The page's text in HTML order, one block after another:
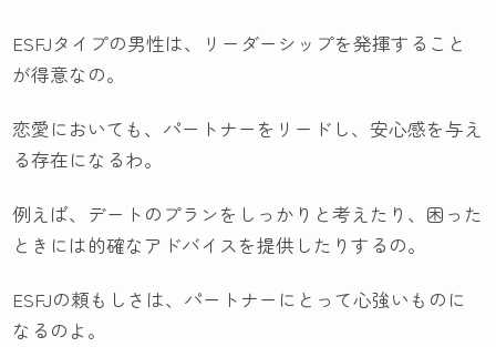
ESFJタイプの男性は、リーダーシップを発揮すること
が得意なの。
恋愛においても、パートナーをリードし、安心感を与え
る存在になるわ。
例えば、デートのプランをしっかりと考えたり、困った
ときには的確なアドバイスを提供したりするの。
ESFJの頼もしさは、パートナーにとって心強いものに
なるのよ。